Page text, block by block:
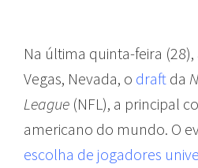
Na última quinta-feira
Vegas, Nevada, o draft da
League (NFL), a principal
americano do mundo. O
escolha de jogadores